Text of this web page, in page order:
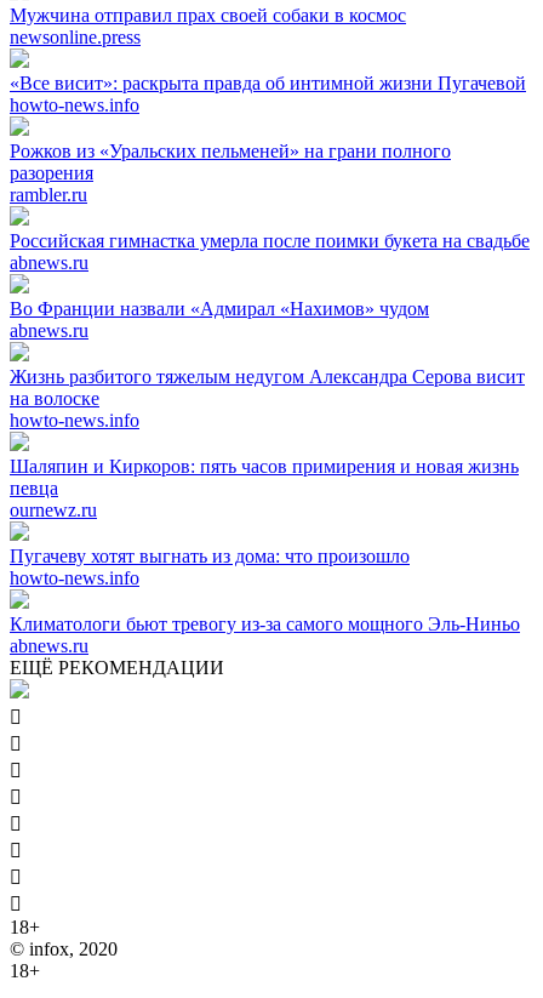
Мужчина отправил прах своей собаки в космос
newsonline.press
«Все висит»: раскрыта правда об интимной жизни Пугачевой
howto-news.info
Рожков из «Уральских пельменей» на грани полного
разорения
rambler.ru
Российская гимнастка умерла после поимки букета на свадьбе
abnews.ru
Во Франции назвали «Адмирал «Нахимов» чудом
abnews.ru
Жизнь разбитого тяжелым недугом Александра Серова висит
на волоске
howto-news.info
Шаляпин и Киркоров: пять часов примирения и новая жизнь
певца
ournewz.ru
Пугачеву хотят выгнать из дома: что произошло
howto-news.info
Климатологи бьют тревогу из-за самого мощного Эль-Ниньо
abnews.ru
ЕЩЁ РЕКОМЕНДАЦИИ








18+
© infox, 2020
18+